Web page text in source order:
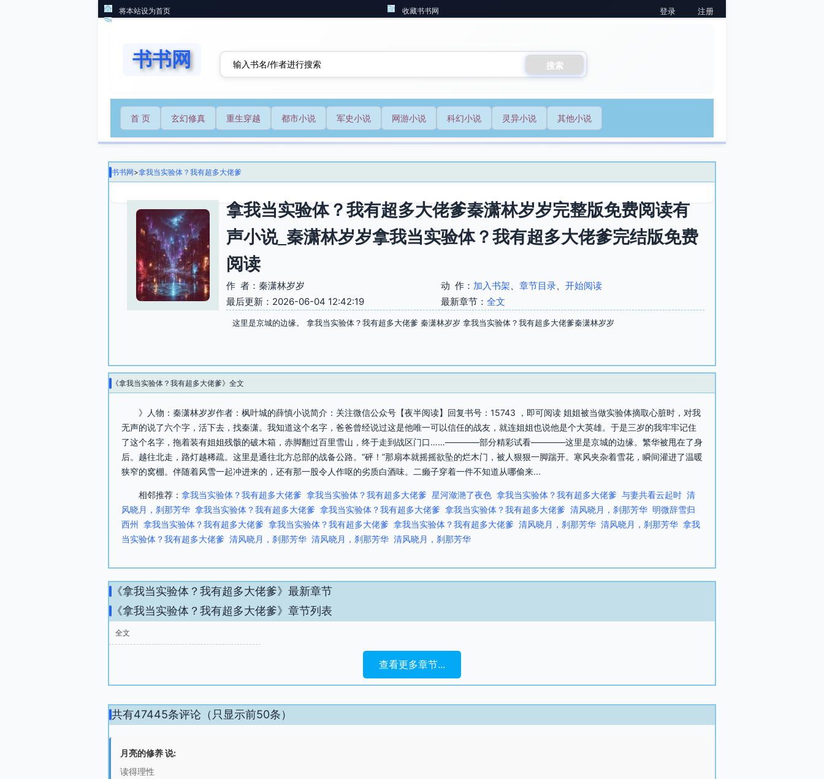
将本站设为首页 收藏书书网 登录 注册
书书网 搜索
首 页 玄幻修真 重生穿越 都市小说 军史小说 网游小说 科幻小说 灵异小说 其他小说
书书网>拿我当实验体？我有超多大佬爹
拿我当实验体？我有超多大佬爹秦潇林岁岁完整版免费阅读有
声小说_秦潇林岁岁拿我当实验体？我有超多大佬爹完结版免费
阅读
作 者：秦潇林岁岁 动 作： 加入书架、 章节目录、 开始阅读
最后更新：2026-06-04 12:42:19
最新章节： 全文
这里是京城的边缘。 拿我当实验体？我有超多大佬爹 秦潇林岁岁 拿我当实验体？我有超多大佬爹秦潇林岁岁
《拿我当实验体？我有超多大佬爹》全文
》人物：秦潇林岁岁作者：枫叶城的薛慎小说简介：关注微信公众号【夜半阅读】回复书号：15743 ，即可阅读 姐姐被当做实验体摘取心脏时，对我
无声的说了六个字，活下去，找秦潇。我知道这个名字，爸爸曾经说过这是他唯一可以信任的战友，就连姐姐也说他是个大英雄。于是三岁的我牢牢记住
了这个名字，拖着装有姐姐残骸的破木箱，赤脚翻过百里雪山，终于走到战区门口……————部分精彩试看————这里是京城的边缘。繁华被甩在了身
后。越往北走，路灯越稀疏。这里是通往北方总部的战备公路。“砰！”那扇本就摇摇欲坠的烂木门，被人狠狠一脚踹开。寒风夹杂着雪花，瞬间灌进了温暖
狭窄的窝棚。伴随着风雪一起冲进来的，还有那一股令人作呕的劣质白酒味。二癞子穿着一件不知道从哪偷来...
相邻推荐： 拿我当实验体？我有超多大佬爹 拿我当实验体？我有超多大佬爹 星河潋滟了夜色 拿我当实验体？我有超多大佬爹 与妻共看云起时 清
风晓月，刹那芳华 拿我当实验体？我有超多大佬爹 拿我当实验体？我有超多大佬爹 拿我当实验体？我有超多大佬爹 清风晓月，刹那芳华 明微辞雪归
西州 拿我当实验体？我有超多大佬爹 拿我当实验体？我有超多大佬爹 拿我当实验体？我有超多大佬爹 清风晓月，刹那芳华 清风晓月，刹那芳华 拿我
当实验体？我有超多大佬爹 清风晓月，刹那芳华 清风晓月，刹那芳华 清风晓月，刹那芳华
《拿我当实验体？我有超多大佬爹》最新章节
《拿我当实验体？我有超多大佬爹》章节列表
全文
查看更多章节...
共有47445条评论（只显示前50条）
月亮的修养 说:
读得理性